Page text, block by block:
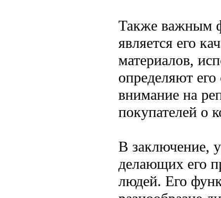
Также важным
является его
материалов,
определяют
внимание на
покупателей о
В заключение,
делающих его
людей. Его